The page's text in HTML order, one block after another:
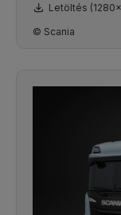
Letöltés
© Scania